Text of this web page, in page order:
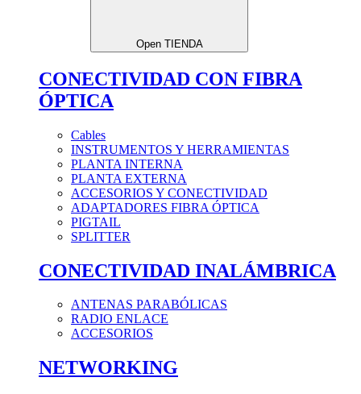
Open TIENDA
CONECTIVIDAD CON FIBRA
ÓPTICA
Cables
INSTRUMENTOS Y HERRAMIENTAS
PLANTA INTERNA
PLANTA EXTERNA
ACCESORIOS Y CONECTIVIDAD
ADAPTADORES FIBRA ÓPTICA
PIGTAIL
SPLITTER
CONECTIVIDAD INALÁMBRICA
ANTENAS PARABÓLICAS
RADIO ENLACE
ACCESORIOS
NETWORKING